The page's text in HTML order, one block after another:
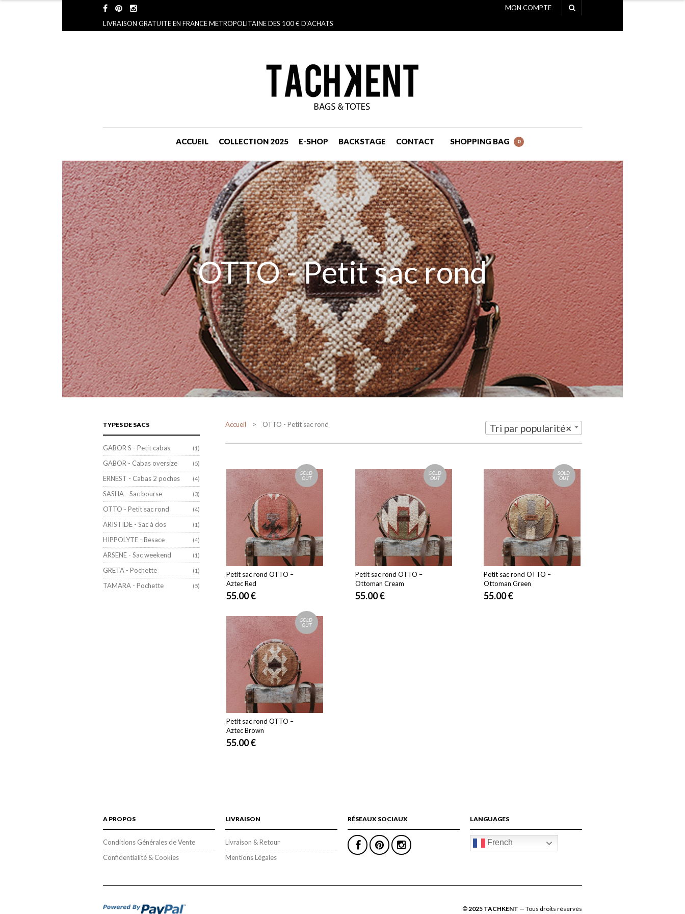
LIVRAISON GRATUITE EN FRANCE METROPOLITAINE DES 100 € D'ACHATS
MON COMPTE
ACCUEIL COLLECTION 2025 E-SHOP BACKSTAGE CONTACT SHOPPING BAG 0
NAVIGATION
OTTO - Petit sac rond
Accueil > OTTO - Petit sac rond ×
Tri par popularité
SOLD
OUT
Petit sac rond OTTO –
Aztec Red
55.00€
SOLD
OUT
Petit sac rond OTTO –
Ottoman Cream
55.00€
SOLD
OUT
Petit sac rond OTTO –
Ottoman Green
55.00€
SOLD
OUT
Petit sac rond OTTO –
Aztec Brown
55.00€
TYPES DE SACS
GABOR S - Petit cabas (1)
GABOR - Cabas oversize (5)
ERNEST - Cabas 2 poches (4)
SASHA - Sac bourse (3)
OTTO - Petit sac rond (4)
ARISTIDE - Sac à dos (1)
HIPPOLYTE - Besace (4)
ARSENE - Sac weekend (1)
GRETA - Pochette (1)
TAMARA - Pochette (5)
A PROPOS
Conditions Générales de Vente
Confidentialité & Cookies
LIVRAISON
Livraison & Retour
Mentions Légales
RÉSEAUX SOCIAUX LANGUAGES
French
©2025 TACHKENT — Tous droits réservés
NAVIGATION